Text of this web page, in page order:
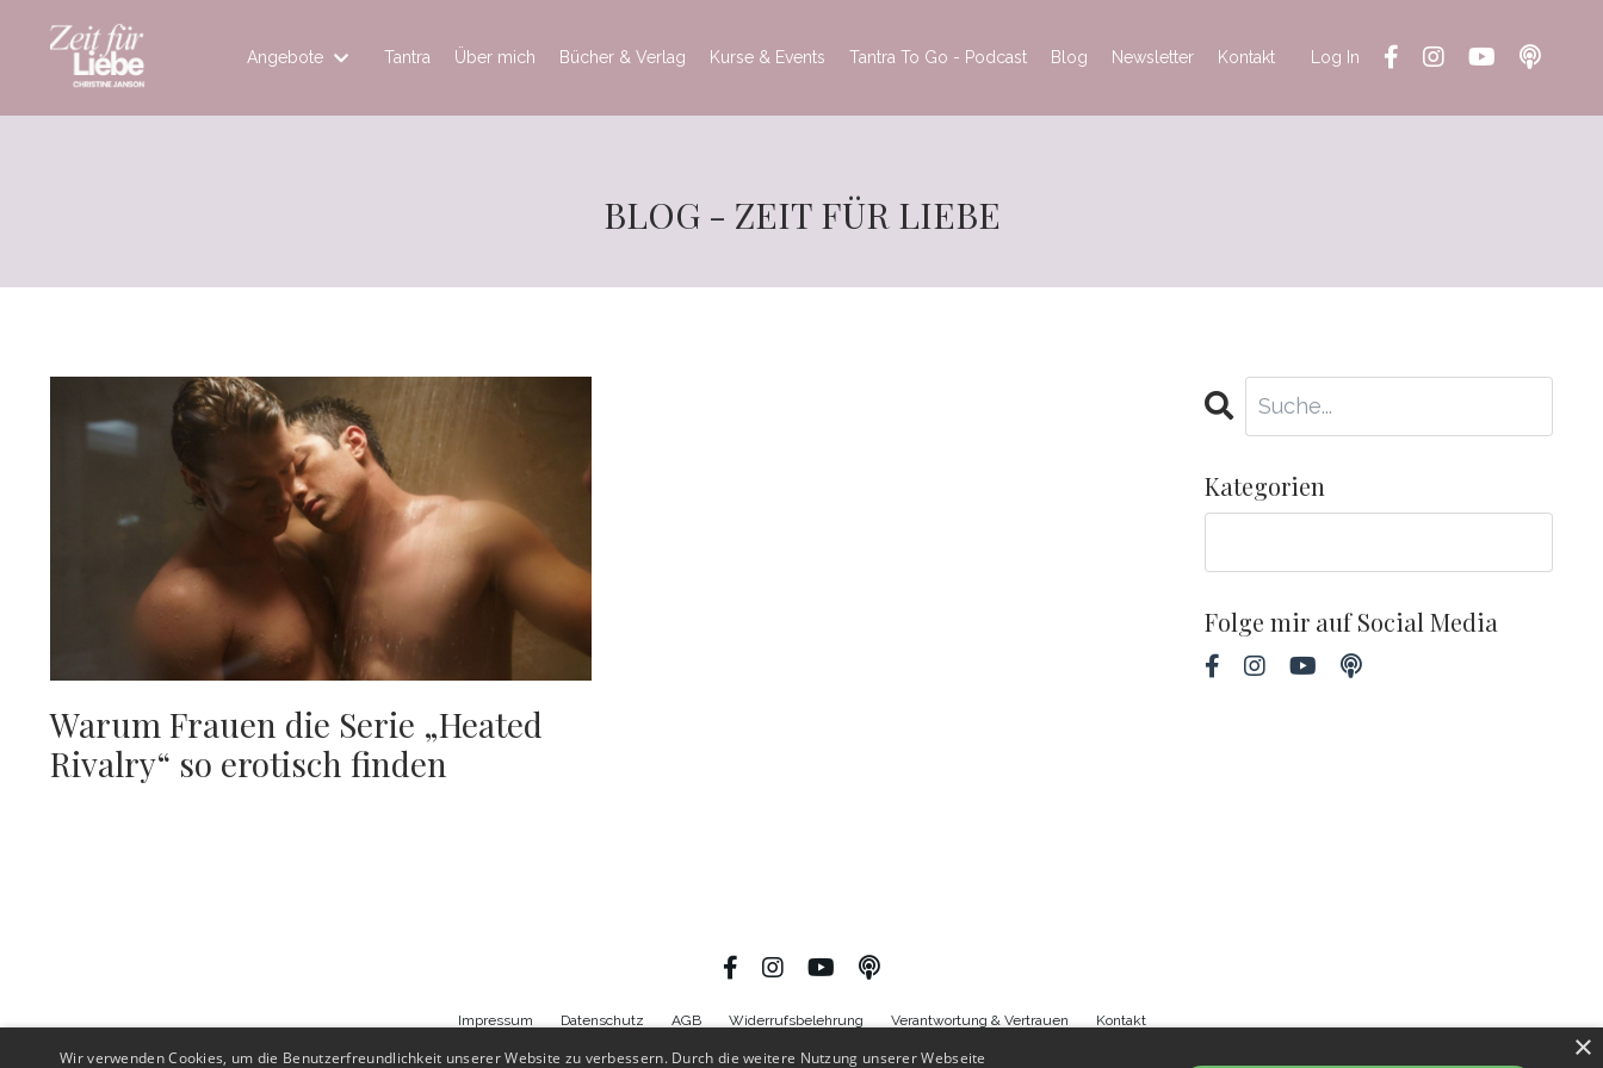
Angebote Tantra Über mich Bücher & Verlag Kurse & Events Tantra To Go - Podcast Blog Newsletter Kontakt Log In
BLOG - ZEIT FÜR LIEBE
Warum Frauen die Serie „Heated
Rivalry“ so erotisch finden
Kategorien
Folge mir auf Social Media
Impressum Datenschutz AGB Widerrufsbelehrung Verantwortung & Vertrauen Kontakt
Wir verwenden Cookies, um die Benutzerfreundlichkeit unserer Website zu verbessern. Durch die weitere Nutzung unserer Webseite ×